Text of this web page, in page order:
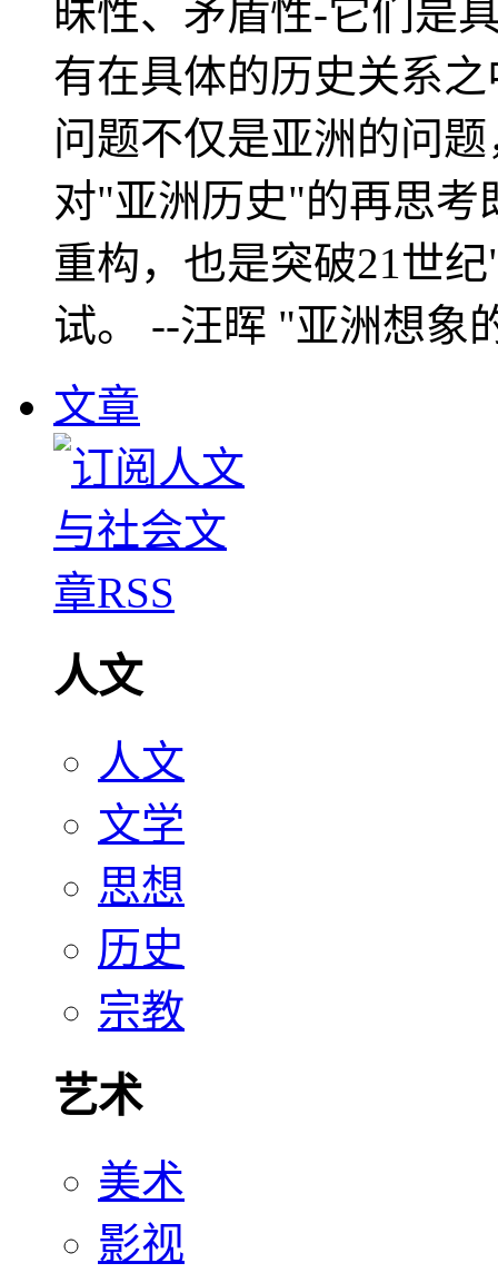
昧性、矛盾性-它们是
有在具体的历史关系
问题不仅是亚洲的问
对"亚洲历史"的再思考
重构，也是突破21世
试。 --汪晖 "亚洲想象
文章
人文
人文
文学
思想
历史
宗教
艺术
美术
影视